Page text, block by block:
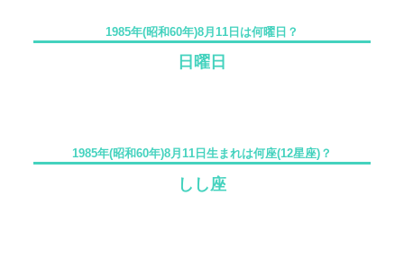
1985年(昭和60年)8月11日は何曜日？
日曜日
1985年(昭和60年)8月11日生まれは何座(12星座)？
しし座